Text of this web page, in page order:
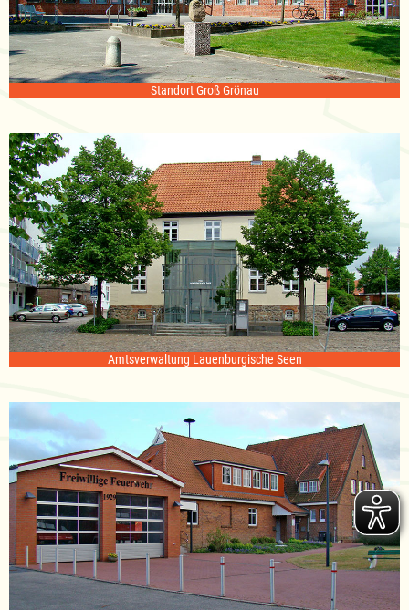
Standort Groß Grönau
Amtsverwaltung Lauenburgische Seen